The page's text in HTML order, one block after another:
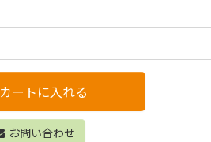
カートに入れる
お問い合わせ